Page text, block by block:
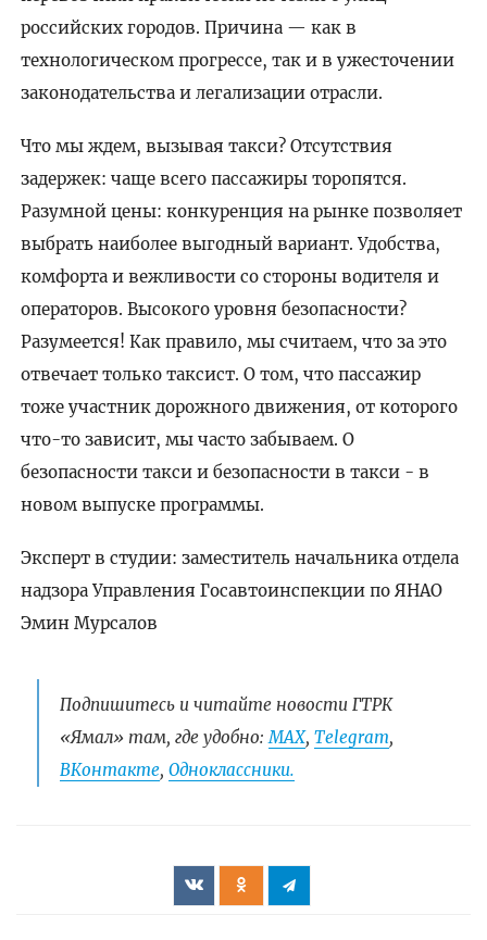
российских городов. Причина — как в
технологическом прогрессе, так и в ужесточении
законодательства и легализации отрасли.
Что мы ждем, вызывая такси? Отсутствия
задержек: чаще всего пассажиры торопятся.
Разумной цены: конкуренция на рынке позволяет
выбрать наиболее выгодный вариант. Удобства,
комфорта и вежливости со стороны водителя и
операторов. Высокого уровня безопасности?
Разумеется! Как правило, мы считаем, что за это
отвечает только таксист. О том, что пассажир
тоже участник дорожного движения, от которого
что-то зависит, мы часто забываем. О
безопасности такси и безопасности в такси - в
новом выпуске программы.
Эксперт в студии: заместитель начальника отдела
надзора Управления Госавтоинспекции по ЯНАО
Эмин Мурсалов
Подпишитесь и читайте новости ГТРК
«Ямал» там, где удобно:МАХ, Telegram,
ВКонтакте, Одноклассники.